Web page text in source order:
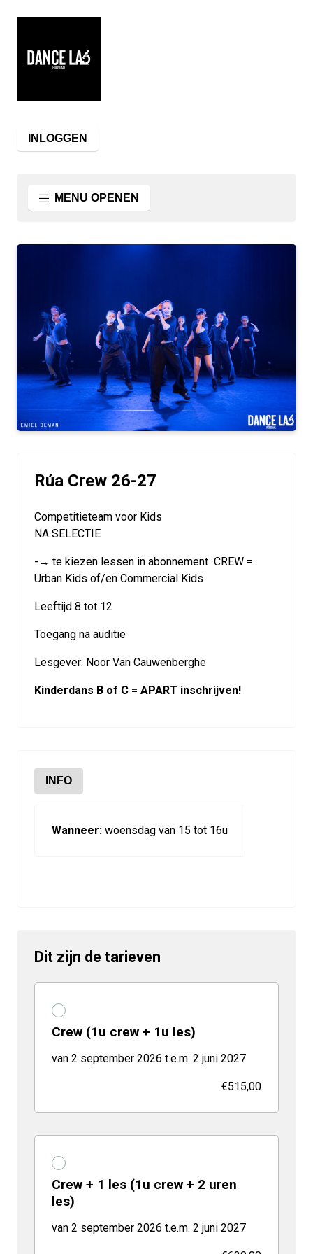
INLOGGEN
MENU OPENEN
Rúa Crew 26-27
Competitieteam voor Kids
NA SELECTIE
-→ te kiezen lessen in abonnement CREW =
Urban Kids of/en Commercial Kids
Leeftijd 8 tot 12
Toegang na auditie
Lesgever: Noor Van Cauwenberghe
Kinderdans B of C = APART inschrijven!
INFO
Wanneer: woensdag van 15 tot 16u
Dit zijn de tarieven
Crew (1u crew + 1u les)
van 2 september 2026 t.e.m. 2 juni 2027
€515,00
Crew + 1 les (1u crew + 2 uren
les)
van 2 september 2026 t.e.m. 2 juni 2027